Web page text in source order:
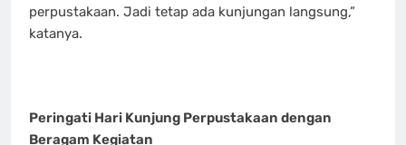
perpustakaan. Jadi tetap ada kunjungan langsung,”
katanya.
Peringati Hari Kunjung Perpustakaan dengan
Beragam Kegiatan